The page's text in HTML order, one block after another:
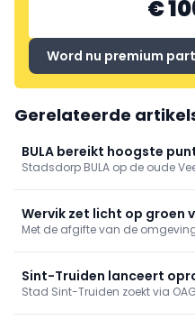
€
Word nu premium
Gerelateerde
BULA bereikt hoogste
Brugse Veemarkt
Stadsdorp BULA op de oude
praktijken tekenen in;
intrek midden 2027.
Wervik zet licht op groen
Met de afgifte van de
bredere herwaardering van
Sint-Truiden lanceert
stadskantoor en school
Stad Sint-Truiden zoekt via